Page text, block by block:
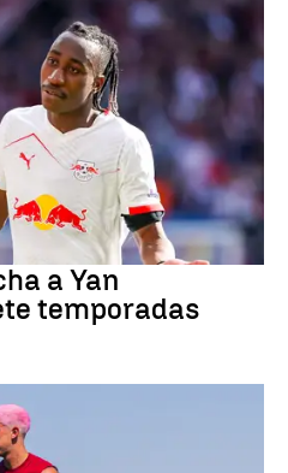
a Yan
temporadas